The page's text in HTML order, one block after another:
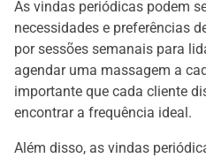
As vindas periódicas podem
necessidades e preferências
por sessões semanais para
agendar uma massagem a
importante que cada cliente
encontrar a frequência ideal.
Além disso, as vindas